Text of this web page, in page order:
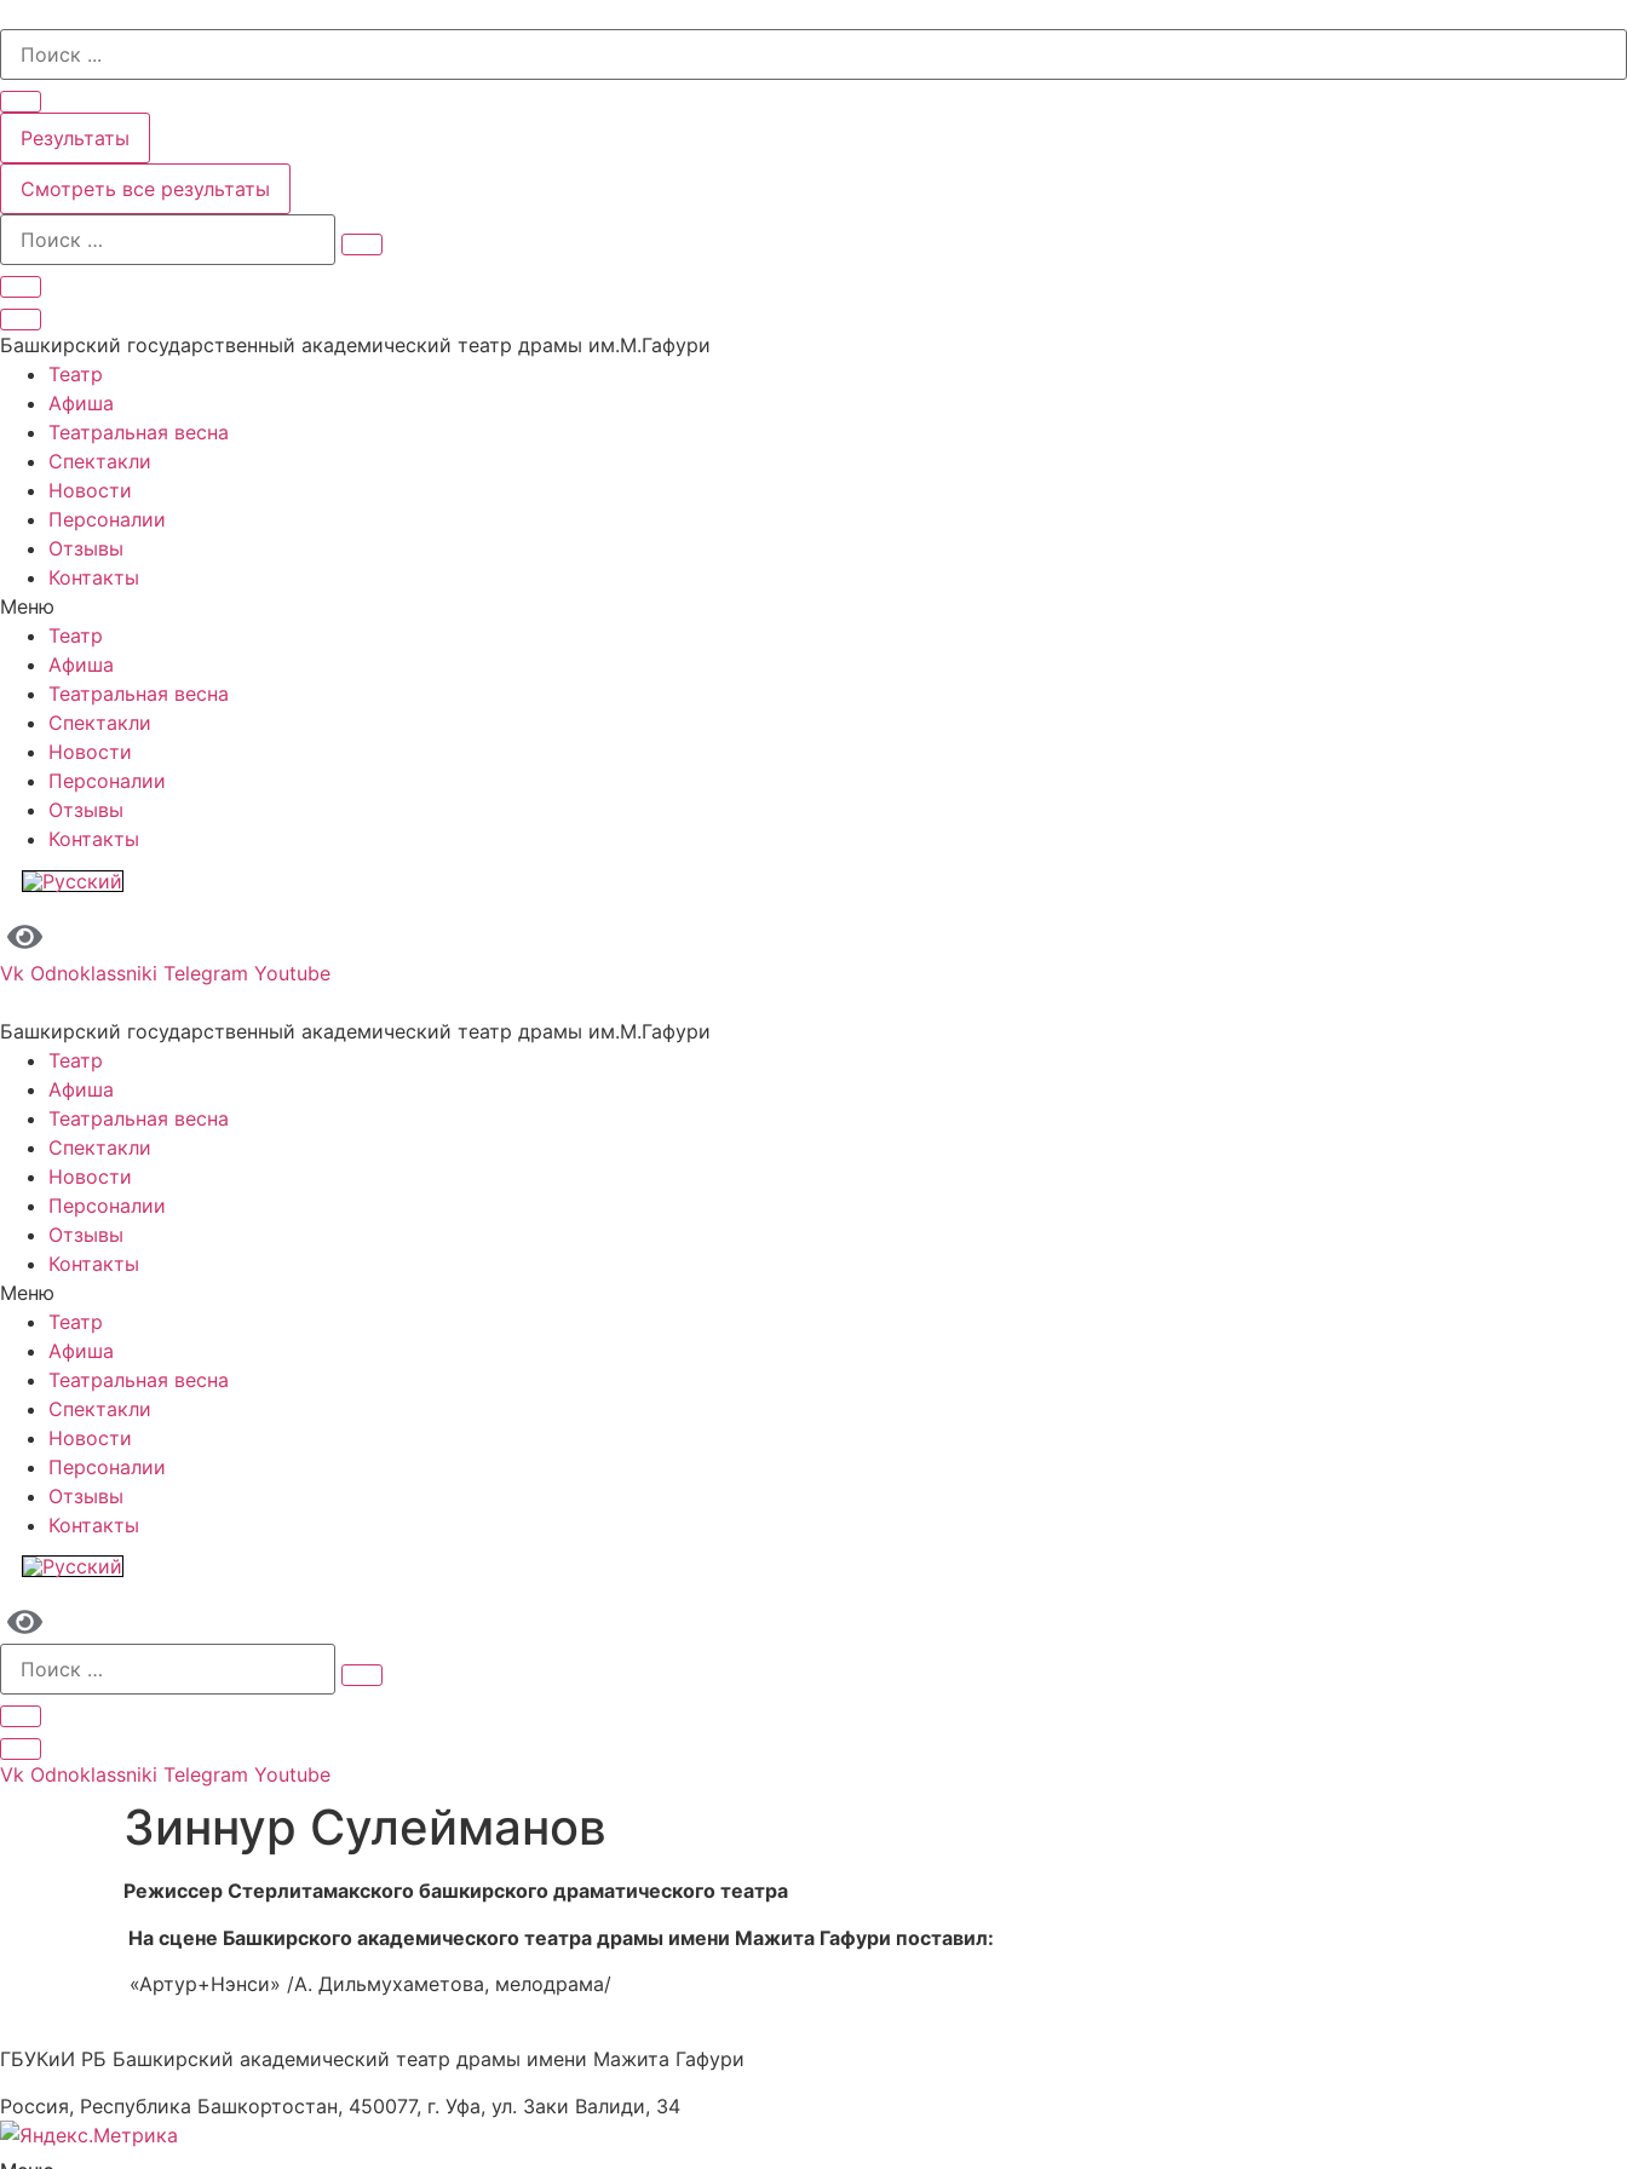
содержимому
Search
Результаты
Смотреть все результаты
Башкирский государственный академический театр драмы им.М.Гафури
Театр
Афиша
Театральная весна
Спектакли
Новости
Персоналии
Отзывы
Контакты
Меню
Театр
Афиша
Театральная весна
Спектакли
Новости
Персоналии
Отзывы
Контакты
Vk Odnoklassniki Telegram Youtube
Башкирский государственный академический театр драмы им.М.Гафури
Театр
Афиша
Театральная весна
Спектакли
Новости
Персоналии
Отзывы
Контакты
Меню
Театр
Афиша
Театральная весна
Спектакли
Новости
Персоналии
Отзывы
Контакты
Vk Odnoklassniki Telegram Youtube
Зиннур Сулейманов
Режиссер Стерлитамакского башкирского драматического театра
На сцене Башкирского академического театра драмы имени Мажита Гафури поставил:
«Артур+Нэнси» /А. Дильмухаметова, мелодрама/
ГБУКиИ РБ Башкирский академический театр драмы имени Мажита Гафури
Россия, Республика Башкортостан, 450077, г. Уфа, ул. Заки Валиди, 34